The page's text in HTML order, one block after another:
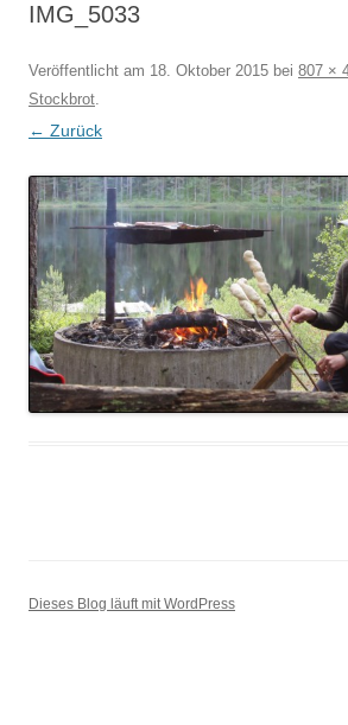
IMG_5033
Veröffentlicht am 18. Oktober 2015 bei 807 ×
Stockbrot.
← Zurück
Dieses Blog läuft mit WordPress